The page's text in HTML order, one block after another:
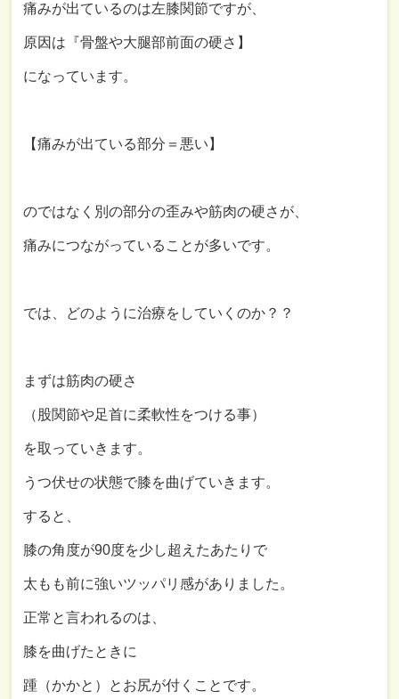
痛みが出ているのは左膝関節ですが、
原因は『骨盤や大腿部前面の硬さ】
になっています。
【痛みが出ている部分＝悪い】
のではなく別の部分の歪みや筋肉の硬さが、
痛みにつながっていることが多いです。
では、どのように治療をしていくのか？？
まずは筋肉の硬さ
（股関節や足首に柔軟性をつける事）
を取っていきます。
うつ伏せの状態で膝を曲げていきます。
すると、
膝の角度が90度を少し超えたあたりで
太もも前に強いツッパリ感がありました。
正常と言われるのは、
膝を曲げたときに
踵（かかと）とお尻が付くことです。